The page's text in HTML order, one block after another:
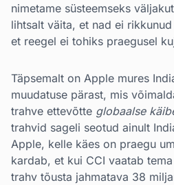
nimetame süsteemseks
lihtsalt väita, et nad ei
et reegel ei tohiks praegusel
Täpsemalt on Apple mures
muudatuse pärast, mis
trahve ettevõtte globaalse
trahvid sageli seotud ainult
Apple, kelle käes on praegu
kardab, et kui CCI vaatab
trahv tõusta jahmatava 38